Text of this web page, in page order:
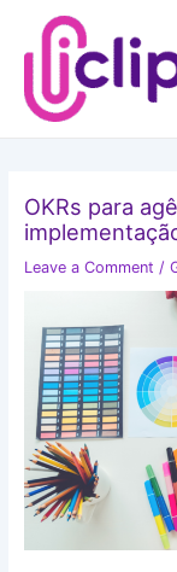
content
OKRs para
Leave a Comment /